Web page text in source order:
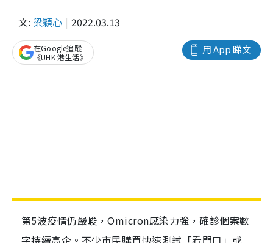
文: 梁穎心 2022.03.13
用 App 睇文
在Google追蹤
《UHK 港生活》
第5波疫情仍嚴峻，Omicron感染力強，確診個案數
字持續高企。不少市民購買快速測試「看門口」或